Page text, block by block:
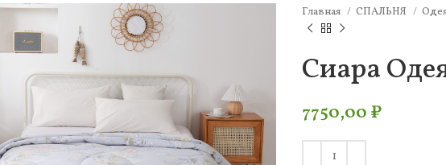
Главная СПАЛЬНЯ
Сиара
7750,00₽